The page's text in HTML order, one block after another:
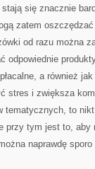
się znacznie
zatem
od razu można
odpowiednie
a również
stres i zwiększa
tematycznych, to
przy tym jest to, aby
naprawdę